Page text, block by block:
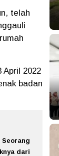
telah
April 2022
badan
Seorang
dari